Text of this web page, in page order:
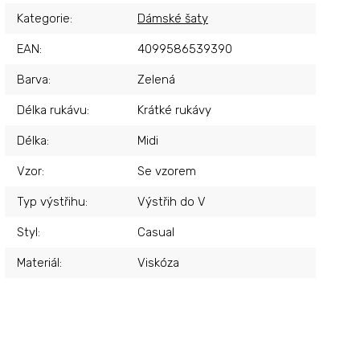
Kategorie: Dámské šaty
EAN: 4099586539390
Barva: Zelená
Délka rukávu: Krátké rukávy
Délka: Midi
Vzor: Se vzorem
Typ výstřihu: Výstřih do V
Styl: Casual
Materiál: Viskóza